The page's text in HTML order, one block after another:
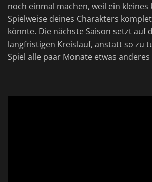
noch einmal machen, weil ein kleines
Spielweise deines Charakters
könnte. Die nächste Saison setzt auf
langfristigen Kreislauf, anstatt so zu
Spiel alle paar Monate etwas